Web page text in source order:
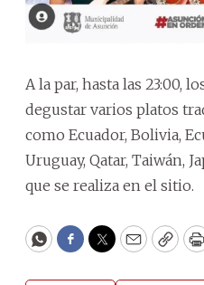
A la par, hasta las 23:00,
degustar varios platos
como Ecuador, Bolivia,
Uruguay, Qatar, Taiwán,
que se realiza en el sitio.
WhatsApp
Facebook
Twitter
EmailCopy